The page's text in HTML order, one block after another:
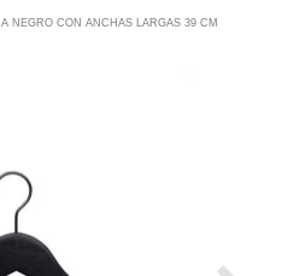
NEGRO CON ANCHAS LARGAS 39 CM